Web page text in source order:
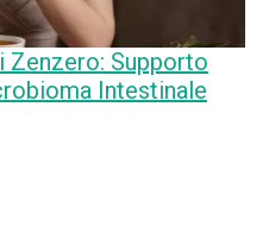
Zenzero: Supporto
Intestinale